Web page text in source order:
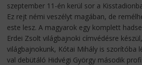
szeptember 11-én kerül sor a
Ez rejt némi veszélyt magában, de
este lesz. A magyarok egy komplett
Erdei Zsolt világbajnoki címvédésre
világbajnokunk, Kótai Mihály is szorítóba
val debütáló Hidvégi György második